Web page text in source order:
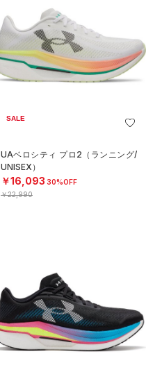
SALE
UAベロシティ プロ2（ランニング/
UNISEX）
￥16,093 30%OFF
￥22,990